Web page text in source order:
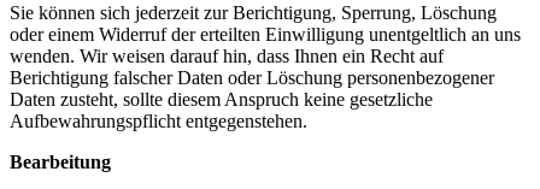
Sie können sich jederzeit zur Berichtigung, Sperrung, Löschung
oder einem Widerruf der erteilten Einwilligung unentgeltlich an uns
wenden. Wir weisen darauf hin, dass Ihnen ein Recht auf
Berichtigung falscher Daten oder Löschung personenbezogener
Daten zusteht, sollte diesem Anspruch keine gesetzliche
Aufbewahrungspflicht entgegenstehen.
Bearbeitung